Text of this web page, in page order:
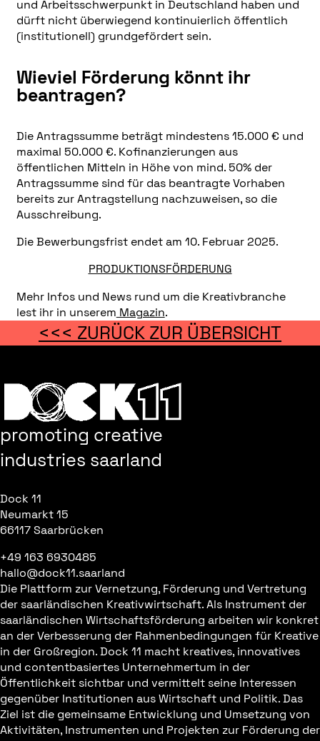
und Arbeitsschwerpunkt in Deutschland haben und
dürft nicht überwiegend kontinuierlich öffentlich
(institutionell) grundgefördert sein.
Wieviel Förderung könnt ihr
beantragen?
Die Antragssumme beträgt mindestens 15.000 € und
maximal 50.000 €. Kofinanzierungen aus
öffentlichen Mitteln in Höhe von mind. 50% der
Antragssumme sind für das beantragte Vorhaben
bereits zur Antragstellung nachzuweisen, so die
Ausschreibung.
Die Bewerbungsfrist endet am 10. Februar 2025.
PRODUKTIONSFÖRDERUNG
Mehr Infos und News rund um die Kreativbranche
lest ihr in unserem Magazin.
<<< ZURÜCK ZUR ÜBERSICHT
promoting creative
industries saarland
Dock 11
Neumarkt 15
66117 Saarbrücken
+49 163 6930485
hallo@dock11.saarland
Die Plattform zur Vernetzung, Förderung und Vertretung
der saarländischen Kreativwirtschaft. Als Instrument der
saarländischen Wirtschaftsförderung arbeiten wir konkret
an der Verbesserung der Rahmenbedingungen für Kreative
in der Großregion. Dock 11 macht kreatives, innovatives
und contentbasiertes Unternehmertum in der
Öffentlichkeit sichtbar und vermittelt seine Interessen
gegenüber Institutionen aus Wirtschaft und Politik. Das
Ziel ist die gemeinsame Entwicklung und Umsetzung von
Aktivitäten, Instrumenten und Projekten zur Förderung der